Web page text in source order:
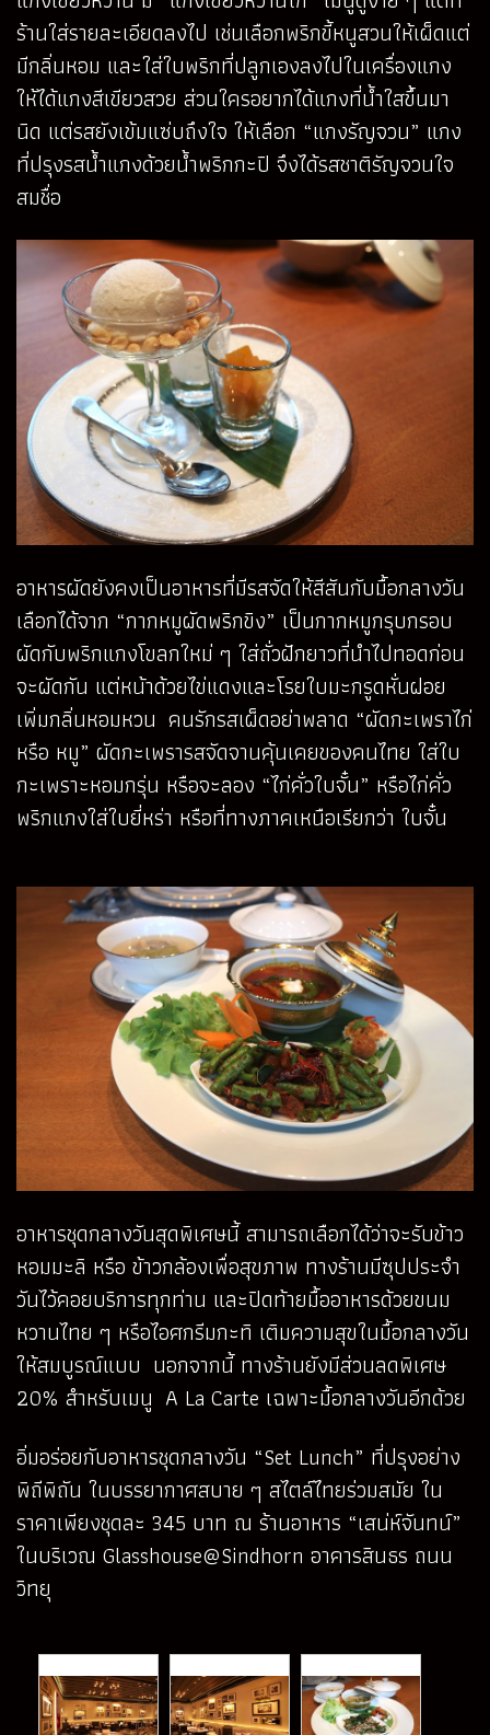
ร้านใส่รายละเอียดลงไป เช่นเลือกพริกขี้หนูสวนให้เผ็ดแต่
มีกลิ่นหอม และใส่ใบพริกที่ปลูกเองลงไปในเครื่องแกง
ให้ได้แกงสีเขียวสวย ส่วนใครอยากได้แกงที่น้ำใสขึ้นมา
นิด แต่รสยังเข้มแซ่บถึงใจ ให้เลือก “แกงรัญจวน” แกง
ที่ปรุงรสน้ำแกงด้วยน้ำพริกกะปิ จึงได้รสชาติรัญจวนใจ
สมชื่อ
อาหารผัดยังคงเป็นอาหารที่มีรสจัดให้สีสันกับมื้อกลางวัน
เลือกได้จาก “กากหมูผัดพริกขิง” เป็นกากหมูกรุบกรอบ
ผัดกับพริกแกงโขลกใหม่ ๆ ใส่ถั่วฝักยาวที่นำไปทอดก่อน
จะผัดกัน แต่หน้าด้วยไข่แดงและโรยใบมะกรูดหั่นฝอย
เพิ่มกลิ่นหอมหวน คนรักรสเผ็ดอย่าพลาด “ผัดกะเพราไก่
หรือ หมู” ผัดกะเพรารสจัดจานคุ้นเคยของคนไทย ใส่ใบ
กะเพราะหอมกรุ่น หรือจะลอง “ไก่คั่วใบจั๋น” หรือไก่คั่ว
พริกแกงใส่ใบยี่หร่า หรือที่ทางภาคเหนือเรียกว่า ใบจั๋น
อาหารชุดกลางวันสุดพิเศษนี้ สามารถเลือกได้ว่าจะรับข้าว
หอมมะลิ หรือ ข้าวกล้องเพื่อสุขภาพ ทางร้านมีซุปประจำ
วันไว้คอยบริการทุกท่าน และปิดท้ายมื้ออาหารด้วยขนม
หวานไทย ๆ หรือไอศกรีมกะทิ เติมความสุขในมื้อกลางวัน
ให้สมบูรณ์แบบ นอกจากนี้ ทางร้านยังมีส่วนลดพิเศษ
20% สำหรับเมนู A La Carte เฉพาะมื้อกลางวันอีกด้วย
อิ่มอร่อยกับอาหารชุดกลางวัน “Set Lunch” ที่ปรุงอย่าง
พิถีพิถัน ในบรรยากาศสบาย ๆ สไตล์ไทยร่วมสมัย ใน
ราคาเพียงชุดละ 345 บาท ณ ร้านอาหาร “เสน่ห์จันทน์”
ในบริเวณ Glasshouse@Sindhorn อาคารสินธร ถนน
วิทยุ